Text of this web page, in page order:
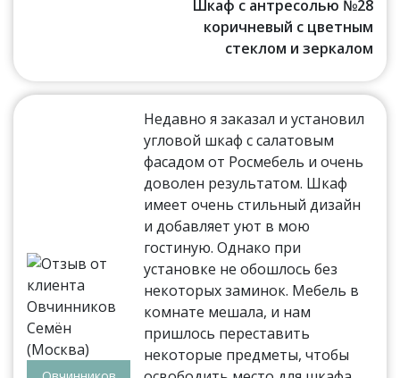
Шкаф с антресолью №28
коричневый с цветным
стеклом и зеркалом
Недавно я заказал и установил
угловой шкаф с салатовым
фасадом от Росмебель и очень
доволен результатом. Шкаф
имеет очень стильный дизайн
и добавляет уют в мою
гостиную. Однако при
установке не обошлось без
некоторых заминок. Мебель в
комнате мешала, и нам
пришлось переставить
некоторые предметы, чтобы